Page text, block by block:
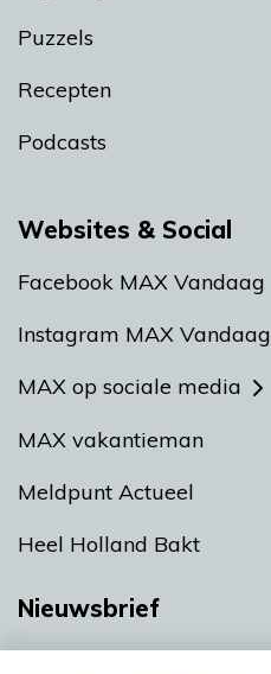
Puzzels
Recepten
Podcasts
Websites & Social
Facebook MAX Vandaag
Instagram MAX Vandaag
MAX op sociale media
MAX vakantieman
Meldpunt Actueel
Heel Holland Bakt
Nieuwsbrief